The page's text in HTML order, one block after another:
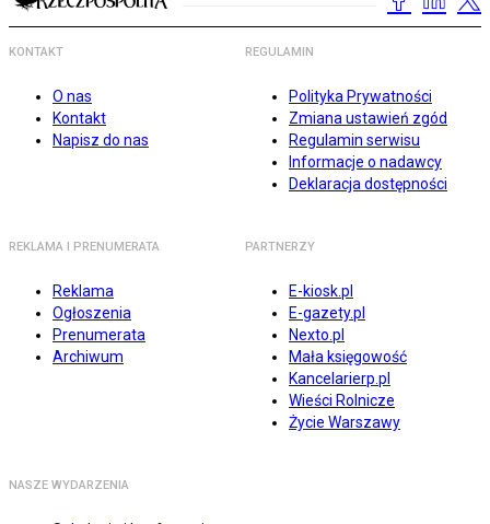
KONTAKT
O nas
Kontakt
Napisz do nas
REGULAMIN
Polityka Prywatności
Zmiana ustawień zgód
Regulamin serwisu
Informacje o nadawcy
Deklaracja dostępności
REKLAMA I PRENUMERATA
Reklama
Ogłoszenia
Prenumerata
Archiwum
PARTNERZY
E-kiosk.pl
E-gazety.pl
Nexto.pl
Mała księgowość
Kancelarierp.pl
Wieści Rolnicze
Życie Warszawy
NASZE WYDARZENIA